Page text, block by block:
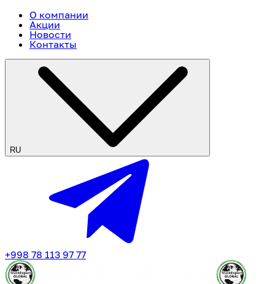
О компании
Акции
Новости
Контакты
RU
+998 78 113 97 77